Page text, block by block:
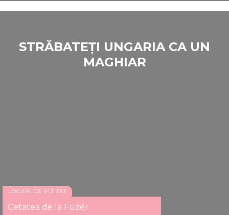
STRĂBATEȚI UNGARIA CA UN
MAGHIAR
LOCURI DE VIZITAT
Cetatea de la Füzér